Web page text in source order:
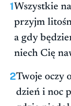
1Wszystkie
przyjm
a gdy
niech Cię
2Twoje oczy
dzień i noc